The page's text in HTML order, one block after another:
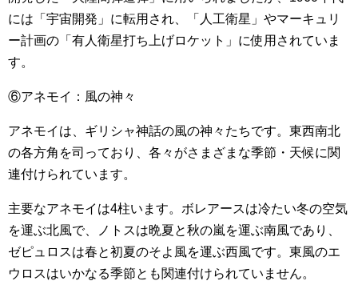
には「宇宙開発」に転用され、「人工衛星」やマーキュリ
ー計画の「有人衛星打ち上げロケット」に使用されていま
す。
⑥アネモイ：風の神々
アネモイは、ギリシャ神話の風の神々たちです。東西南北
の各方角を司っており、各々がさまざまな季節・天候に関
連付けられています。
主要なアネモイは4柱います。ボレアースは冷たい冬の空気
を運ぶ北風で、ノトスは晩夏と秋の嵐を運ぶ南風であり、
ゼピュロスは春と初夏のそよ風を運ぶ西風です。東風のエ
ウロスはいかなる季節とも関連付けられていません。